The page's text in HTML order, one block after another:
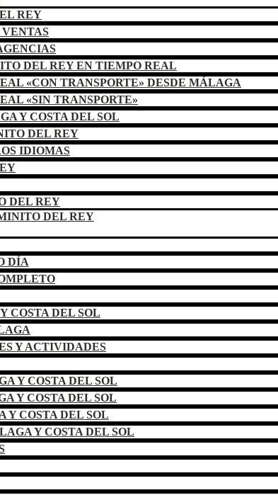
REY
DEL REY EN TIEMPO REAL
«CON TRANSPORTE» DESDE MÁLAGA
«SIN TRANSPORTE»
Y COSTA DEL SOL
DEL REY
IDIOMAS
DEL REY
DEL REY
DÍA
COSTA DEL SOL
Y ACTIVIDADES
Y COSTA DEL SOL
Y COSTA DEL SOL
Y COSTA DEL SOL
Y COSTA DEL SOL